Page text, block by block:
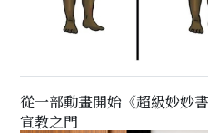
從一部動畫開始《超級妙妙
宣教之門